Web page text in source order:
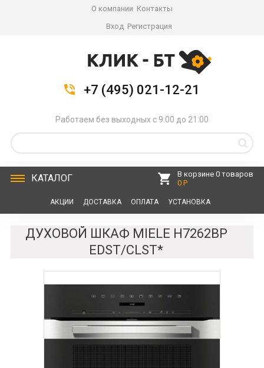
О компании Контакты
Вход Регистрация
+7 (495) 021-12-21
Работаем без выходных с 9:00 до 21:00
КАТАЛОГ
В корзине 0 товаров
0 Р
АКЦИИ ДОСТАВКА ОПЛАТА УСТАНОВКА
ДУХОВОЙ ШКАФ MIELE H7262BP
EDST/CLST*